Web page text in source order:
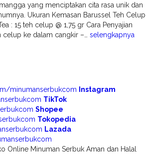
yang menciptakan cita rasa unik dan
Ukuran Kemasan Barussel Teh Celup
: 15 teh celup @ 1,75 gr Cara Penyajian
celup ke dalam cangkir –… selengkapnya
minumanserbukcom Instagram
TikTok
Shopee
Tokopedia
Lazada
Online Minuman Serbuk Aman dan Halal